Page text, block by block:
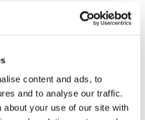
content and ads, to
and to analyse our traffic.
about your use of our site with
costanza del rapporto
Dott.ssa Chiara Giannella